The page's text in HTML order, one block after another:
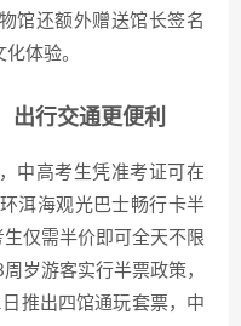
馆还额外赠送馆长签名
体验。
出行交通更便利
中高考生凭准考证可在
洱海观光巴士畅行卡半
仅需半价即可全天不限
岁游客实行半票政策，
推出四馆通玩套票，中